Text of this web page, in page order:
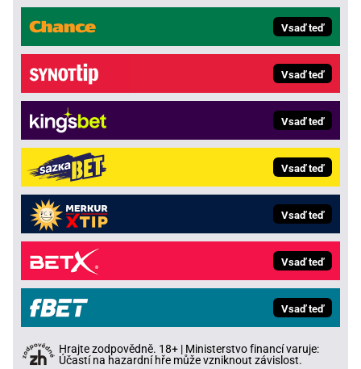
Vsaď teď
Vsaď teď
Vsaď teď
Vsaď teď
Vsaď teď
Vsaď teď
Vsaď teď
Hrajte zodpovědně. 18+ | Ministerstvo financí varuje:
Účastí na hazardní hře může vzniknout závislost.